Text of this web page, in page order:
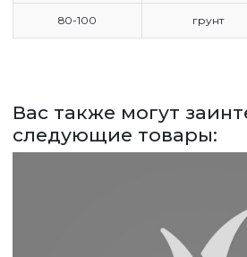
СДЕЛАТЬ ЗАКАЗ
ЗАДАТЬ ВОПРОС
80-100 грунт
Вас также могут
следующие товары: